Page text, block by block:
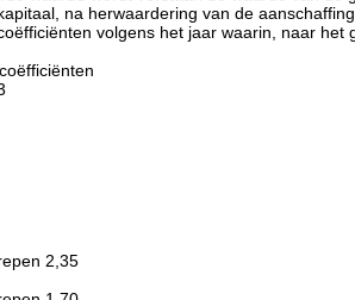
na herwaardering van de
volgens het jaar waarin, naar
2,35